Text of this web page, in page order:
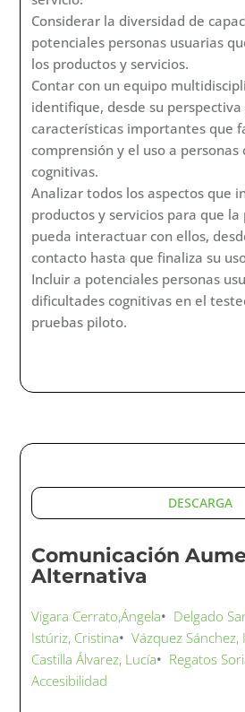
Diseño de Productos
Vigara Cerrato, Ángela •Delgado
Istúriz, Cristina•Vázquez Sánchez,
Castilla Álvarez, Lucía• Regatos
Accesibilidad
Esta ficha forma parte de la serie
accesibilidad cognitiva por
cognitiva se encuentra incluida
universal. ¿Qué implica la
el diseño de productos y
accesibilidad cognitiva en el
interacción de la manera más
autónoma posible. En la inclusión
Contemplar está dentro del
servicio.
Considerar la diversidad de
los productos y servicios.
Contar con un equipo
características importantes que
comprensión y el uso a personas
cognitivas.
Analizar todos los aspectos que